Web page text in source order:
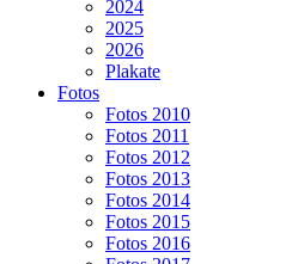
2024
2025
2026
Plakate
Fotos
Fotos 2010
Fotos 2011
Fotos 2012
Fotos 2013
Fotos 2014
Fotos 2015
Fotos 2016